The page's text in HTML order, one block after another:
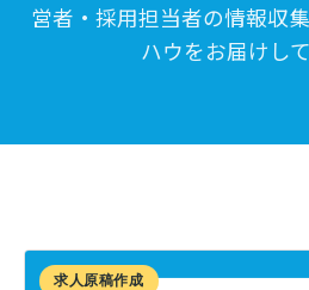
営者・採用担当者の情報収
ハウをお届けして
求人原稿作成